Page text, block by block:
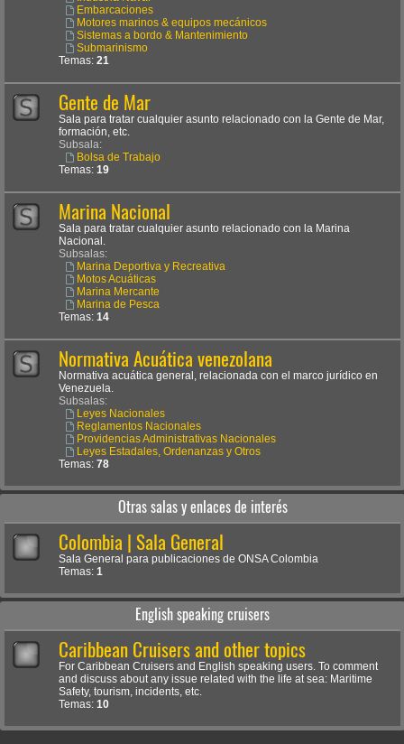
Embarcaciones
Motores marinos & equipos mecánicos
Sistemas a bordo & Mantenimiento
Submarinismo
Temas: 21
Gente de Mar
Sala para tratar cualquier asunto relacionado con la Gente de Mar,
formación, etc.
Subsala:
Bolsa de Trabajo
Temas: 19
Marina Nacional
Sala para tratar cualquier asunto relacionado con la Marina
Nacional.
Subsalas:
Marina Deportiva y Recreativa
Motos Acuáticas
Marina Mercante
Marina de Pesca
Temas: 14
Normativa Acuática venezolana
Normativa acuática general, relacionada con el marco jurídico en
Venezuela.
Subsalas:
Leyes Nacionales
Reglamentos Nacionales
Providencias Administrativas Nacionales
Leyes Estadales, Ordenanzas y Otros
Temas: 78
Otras salas y enlaces de interés
Colombia | Sala General
Sala General para publicaciones de ONSA Colombia
Temas: 1
English speaking cruisers
Caribbean Cruisers and other topics
For Caribbean Cruisers and English speaking users. To comment
and discuss about any issue related with the life at sea: Maritime
Safety, tourism, incidents, etc.
Temas: 10